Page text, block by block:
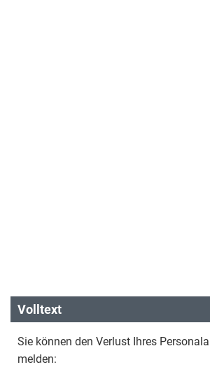
Volltext
Sie können den Verlust Ihres
melden: